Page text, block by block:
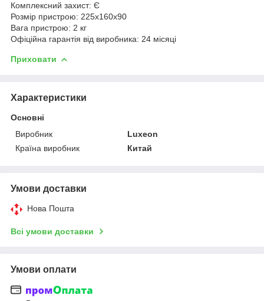
Комплексний захист: Є
Розмір пристрою: 225х160х90
Вага пристрою: 2 кг
Офіційна гарантія від виробника: 24 місяці
Приховати
Характеристики
Основні
Виробник
Luxeon
Країна виробник
Китай
Умови доставки
Нова Пошта
Всі умови доставки
Умови оплати